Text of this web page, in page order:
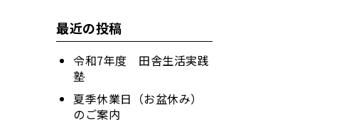
最近の投稿
令和7年度 田舎生活実践
塾
夏季休業日（お盆休み）
のご案内